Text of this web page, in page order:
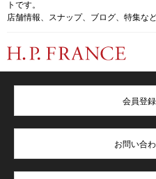
トです。
店舗情報、スナップ、ブログ、特集など
会員登
お問い合